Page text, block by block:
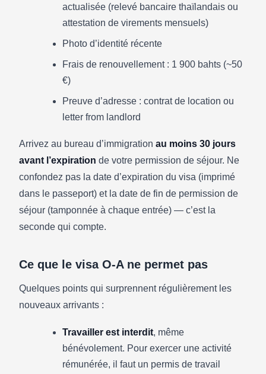
actualisée (relevé bancaire thaïlandais ou
attestation de virements mensuels)
Photo d’identité récente
Frais de renouvellement : 1 900 bahts (~50
€)
Preuve d’adresse : contrat de location ou
letter from landlord
Arrivez au bureau d’immigration au moins 30 jours
avant l’expiration de votre permission de séjour. Ne
confondez pas la date d’expiration du visa (imprimé
dans le passeport) et la date de fin de permission de
séjour (tamponnée à chaque entrée) — c’est la
seconde qui compte.
Ce que le visa O-A ne permet pas
Quelques points qui surprennent régulièrement les
nouveaux arrivants :
Travailler est interdit, même
bénévolement. Pour exercer une activité
rémunérée, il faut un permis de travail